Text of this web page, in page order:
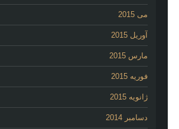
می 2015
آوریل 2015
مارس 2015
فوریه 2015
ژانویه 2015
دسامبر 2014